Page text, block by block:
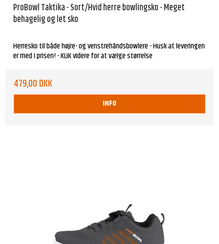
ProBowl Taktika - Sort/Hvid herre bowlingsko - Meget
behagelig og let sko
Herresko til både højre- og venstrehåndsbowlere - Husk at leveringen
er med i prisen! - KLIK videre for at vælge størrelse
479,00 DKK
INFO